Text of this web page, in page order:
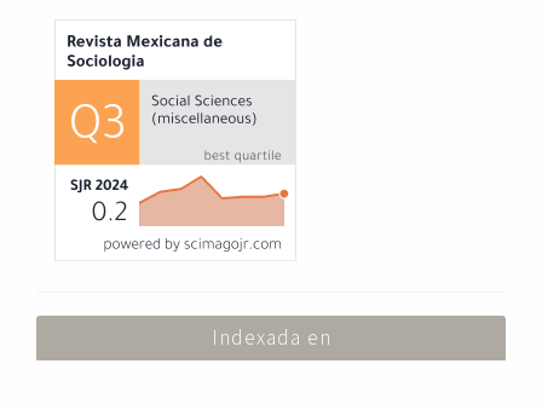
Index
Indexada en